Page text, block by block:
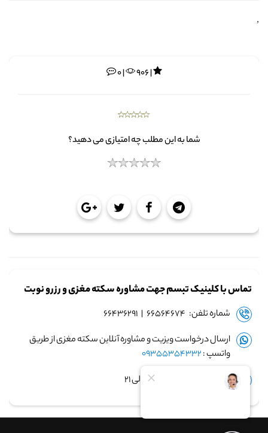
,
0 | 906 |
شما به این مطلب چه امتیازی می دهید؟
تماس با کلینیک تبسم جهت مشاوره سکته مغزی و رزرو نوبت
شماره تلفن: ۶۶۵۶۴۶۷۴ | ۶۶۴۳۶۲۹۱
ارسال درخواست ویزیت و مشاوره آنلاین سکته مغزی از طریق
واتسپ :09355354332
زمان پاسخگویی: ساعت ۹ الی ۲۱